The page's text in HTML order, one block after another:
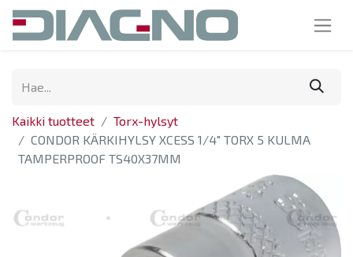
Kaikki tuotteet
Torx-hylsyt
CONDOR KÄRKIHYLSY XCESS 1/4" TORX 5 KULMA
TAMPERPROOF TS40X37MM